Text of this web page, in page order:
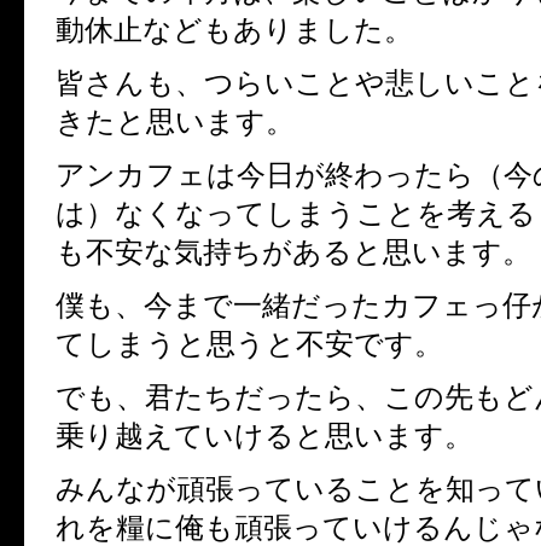
動休止などもありました。
皆さんも、つらいことや悲しいこ
きたと思います。
アンカフェは今日が終わったら（
は）なくなってしまうことを考え
も不安な気持ちがあると思います。
僕も、今まで一緒だったカフェっ
てしまうと思うと不安です。
でも、君たちだったら、この先も
乗り越えていけると思います。
みんなが頑張っていることを知っ
れを糧に俺も頑張っていけるんじ